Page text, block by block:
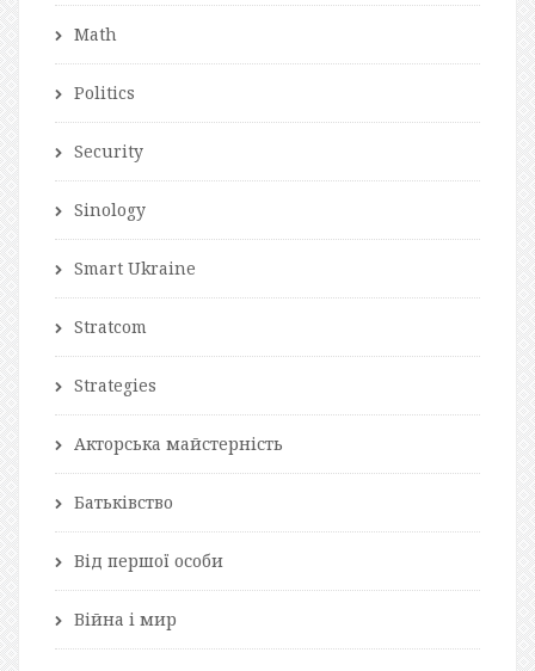
Math
Politics
Security
Sinology
Smart Ukraine
Stratcom
Strategies
Акторська майстерність
Батьківство
Від першої особи
Війна і мир